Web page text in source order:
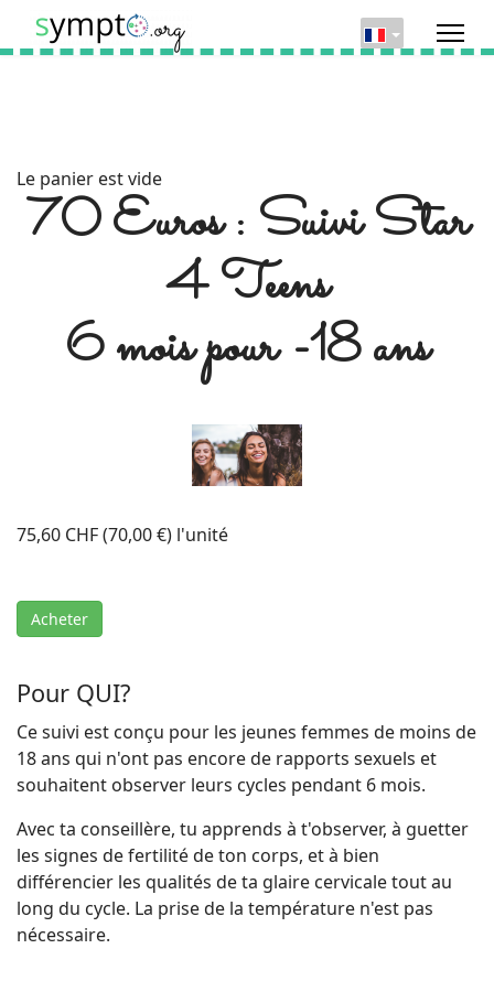
Le panier est vide
70 Euros : Suivi Star
4 Teens
6 mois pour -18 ans
75,60 CHF (70,00 €) l'unité
Acheter
Pour QUI?
Ce suivi est conçu pour les jeunes femmes de moins de
18 ans qui n'ont pas encore de rapports sexuels et
souhaitent observer leurs cycles pendant 6 mois.
Avec ta conseillère, tu apprends à t'observer, à guetter
les signes de fertilité de ton corps, et à bien
différencier les qualités de ta glaire cervicale tout au
long du cycle. La prise de la température n'est pas
nécessaire.